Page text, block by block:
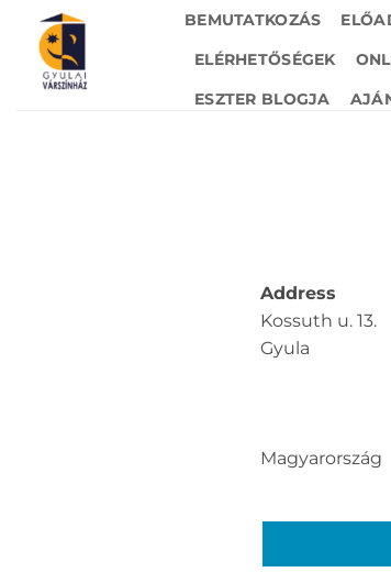
content
BEMUTATKOZÁS
ELÉRHETŐSÉGEK
ESZTER BLOGJA
Address
Kossuth u. 13.
Gyula
Magyarország